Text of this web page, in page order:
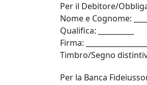
Per il Debitore/
Nome e Cognome:
Qualifica: __________
Firma:
Timbro/Segno distintivo:
Per la Banca